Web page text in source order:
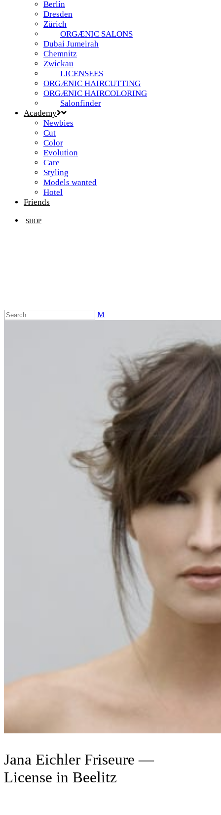
Berlin
Dresden
Zürich
ORGÆNIC SALONS
Dubai Jumeirah
Chemnitz
Zwickau
LICENSEES
ORGÆNIC HAIRCUTTING
ORGÆNIC HAIRCOLORING
Salonfinder
Academy
Newbies
Cut
Color
Evolution
Care
Styling
Models wanted
Hotel
Friends
SHOP
Jana Eichler Friseure —
License in Beelitz